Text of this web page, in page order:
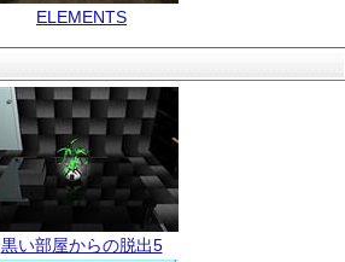
ELEMENTS
黒い部屋からの脱出5